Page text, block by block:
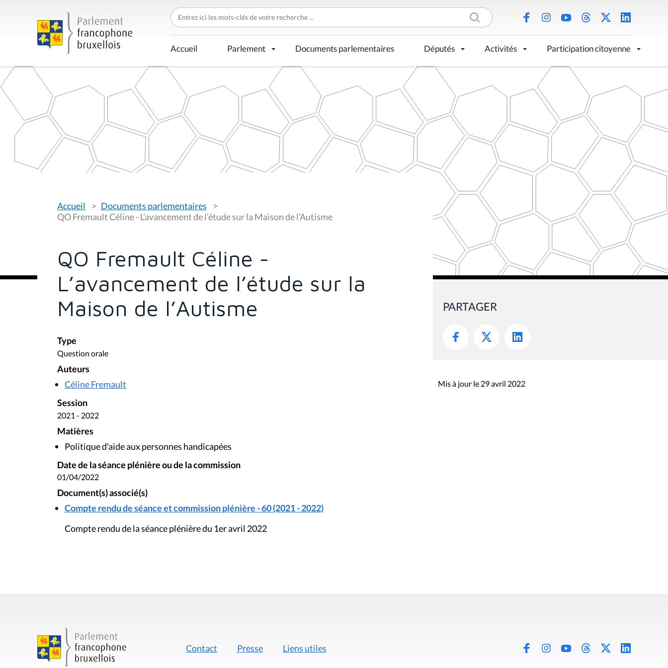
C
h
e
r
c
h
r
p
Accueil Parlement Documents parlementaires Députés Activités Participation citoyenne
o
u
s
Accueil
Documents parlementaires
QO Fremault Céline - L’avancement de l’étude sur la Maison de l’Autisme
QO Fremault Céline -
L’avancement de l’étude sur la
Maison de l’Autisme
Type
Question orale
Auteurs
Céline Fremault
Session
2021 - 2022
Matières
Politique d'aide aux personnes handicapées
Date de la séance plénière ou de la commission
01/04/2022
Document(s) associé(s)
Compte rendu de séance et commission plénière - 60 (2021 - 2022)
Compte rendu de la séance plénière du 1er avril 2022
PARTAGER
Mis à jour le 29 avril 2022
Contact Presse Liens utiles